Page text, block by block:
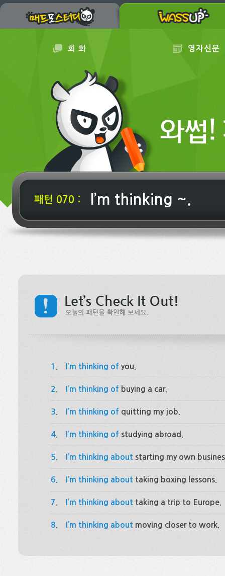
회 화 영자신문
패턴 070 : I’m thinking ~.
1. I’m thinking of you.
2. I’m thinking of buying a car.
3. I’m thinking of quitting my job.
4. I’m thinking of studying abroad.
5. I’m thinking about starting my own
6. I’m thinking about taking boxing lessons.
7. I’m thinking about taking a trip to Europe.
8. I’m thinking about moving closer to work.